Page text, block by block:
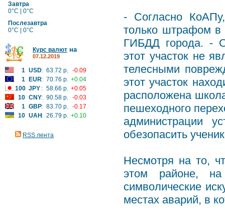
Завтра
0°C | 0°C
Послезавтра
0°C | 0°C
Курс валют на
07.12.2019
1 USD: 63.72 р. -0.09
1
EUR: 70.76 р. +0.04
100 JPY : 58.66 р. +0.05
10 CNY: 90.58 р. -0.03
1 GBP: 83.70 р. -0.17
10 UAH: 26.79 р. +0.10
RSS лента
- Согласно
только штрафом в
ГИБДД города. -
этот участок не
телесными
этот участок
расположена
пешеходного
администрации
обезопасить
Несмотря на то,
этом районе, на
символические
местах аварий, в